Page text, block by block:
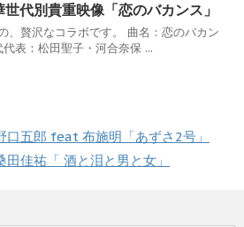
世代別貴重映像「恋のバカンス」
、贅沢なコラボです。 曲名：恋のバカン
表：松田聖子・河合奈保 ...
口五郎 feat 布施明「あずさ2号」
田佳祐「 酒と泪と男と女」